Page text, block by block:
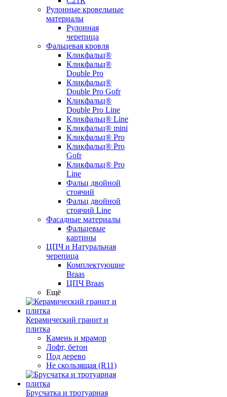
Рулонные кровельные
материалы
Рулонная
черепица
Фальцевая кровля
Кликфальц®
Кликфальц®
Double Pro
Кликфальц®
Double Pro Gofr
Кликфальц®
Double Pro Line
Кликфальц® Line
Кликфальц® mini
Кликфальц® Pro
Кликфальц® Pro
Gofr
Кликфальц® Pro
Line
Фальц двойной
стоячий
Фальц двойной
стоячий Line
Фасадные материалы
Фальцевые
картины
ЦПЧ и Натуральная
черепица
Комплектующие
Braas
ЦПЧ Braas
Ещё
Керамический гранит и
плитка
Камень и мрамор
Лофт, бетон
Под дерево
Не скользящая (R11)
Брусчатка и тротуарная